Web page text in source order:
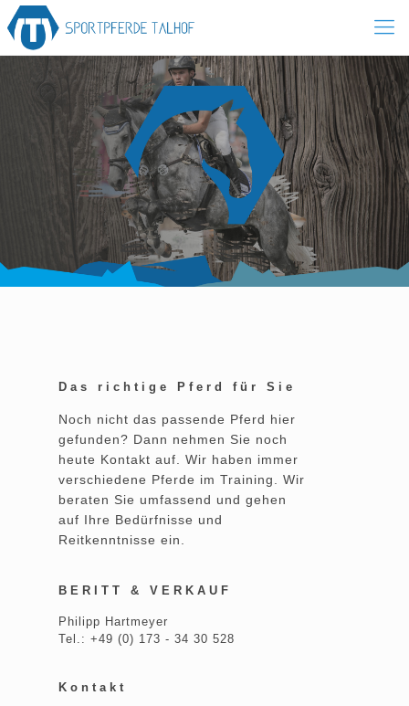
Das richtige Pferd für Sie
Noch nicht das passende Pferd hier
gefunden? Dann nehmen Sie noch
heute Kontakt auf. Wir haben immer
verschiedene Pferde im Training. Wir
beraten Sie umfassend und gehen
auf Ihre Bedürfnisse und
Reitkenntnisse ein.
BERITT & VERKAUF
Philipp Hartmeyer
Tel.: +49 (0) 173 - 34 30 528
Kontakt